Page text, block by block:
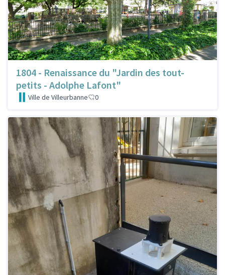
1804 - Renaissance du "Jardin des tout-
petits - Adolphe Lafont"
Ville de Villeurbanne 0